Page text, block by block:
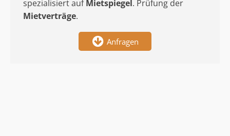
spezialisiert auf Mietspiegel . Prüfung der
Mietverträge.
Anfragen